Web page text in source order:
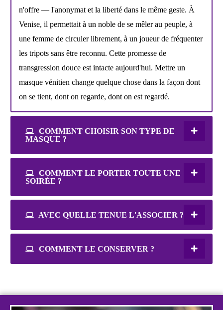
n'offre — l'anonymat et la liberté dans le même geste. À
Venise, il permettait à un noble de se mêler au peuple, à
une femme de circuler librement, à un joueur de fréquenter
les tripots sans être reconnu. Cette promesse de
transgression douce est intacte aujourd'hui. Mettre un
masque vénitien change quelque chose dans la façon dont
on se tient, dont on regarde, dont on est regardé.
COMMENT CHOISIR SON TYPE DE
MASQUE ?
COMMENT LE PORTER TOUTE UNE
SOIRÉE ?
AVEC QUELLE TENUE L'ASSOCIER ?
COMMENT LE CONSERVER ?